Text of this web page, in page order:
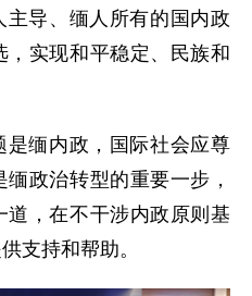
导、缅人所有的国内政
实现和平稳定、民族和
是缅内政，国际社会应尊
政治转型的重要一步，
，在不干涉内政原则基
支持和帮助。